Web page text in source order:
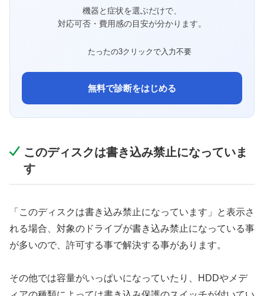
機器と症状を選ぶだけで、
対応可否・費用感の目安が分かります。
たったの3クリックで入力不要
無料で診断をはじめる
このディスクは書き込み禁止になっていま
す
「このディスクは書き込み禁止になっています」と表示さ
れる場合、対象のドライブが書き込み禁止になっている事
が多いので、許可する事で解決する事があります。
その他では容量がいっぱいになっていたり、HDDやメデ